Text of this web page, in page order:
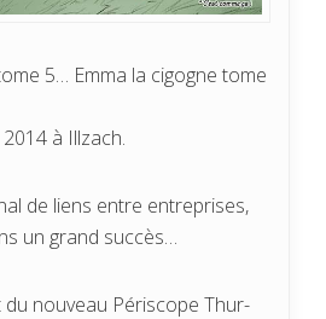
5… Emma la cigogne tome
à Illzach.
de liens entre entreprises,
un grand succès…
nouveau Périscope Thur-